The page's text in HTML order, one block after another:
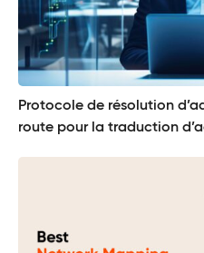
Protocole de résolution
route pour la traduction